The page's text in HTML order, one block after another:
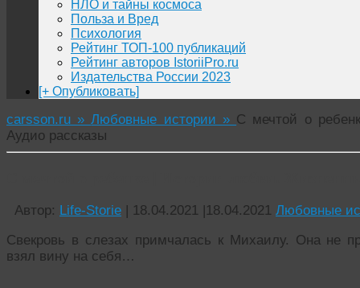
НЛО и тайны космоса
Польза и Вред
Психология
Рейтинг ТОП-100 публикаций
Рейтинг авторов IstoriiPro.ru
Издательства России 2023
[+ Опубликовать]
carsson.ru »Любовные истории » С мечтой о
Аудио рассказы
Автор: Life-Storie | 18.04.2021 |18.04.2021 Любовные
Свекровь в слезах примчалась к Михаилу. Она не
взял вину на себя…